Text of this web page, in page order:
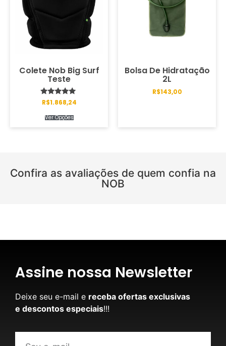
Colete Nob Big Surf
Teste
Avaliação
de 5
R$1.868,24
Ver Opções
Bolsa De Hidratação
2L
R$143,00
Confira as avaliações de quem confia na
NOB
Assine nossa Newsletter
Deixe seu e-mail e receba ofertas exclusivas
e descontos especiais!!!